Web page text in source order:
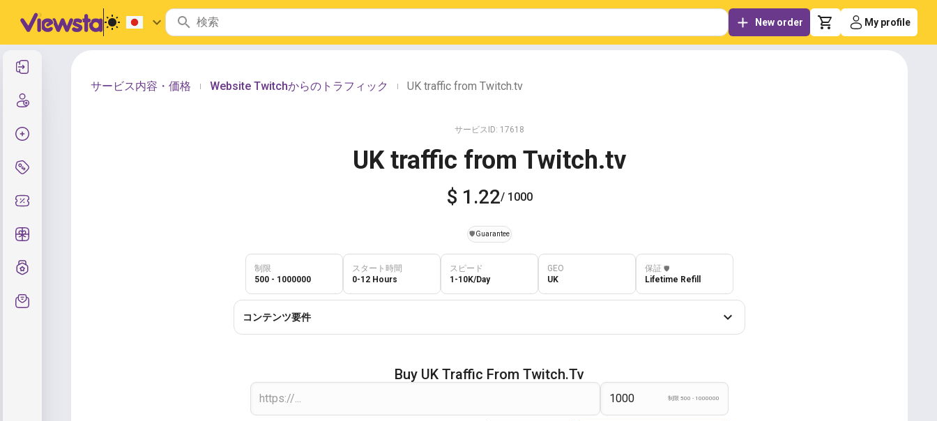
New order My profile
サービス内容・価格 Website Twitchからのトラフィック UK traffic from Twitch.tv
サービスID: 17618
UK traffic from Twitch.tv
$ 1.22/ 1000
️🛡️Guarantee
制限
500 - 1000000
スタート時間
0-12 Hours
スピード
1-10K/Day
GEO
UK
保証 ️🛡️
Lifetime Refill
コンテンツ要件
Buy UK Traffic From Twitch.tv
制限 500 - 1000000